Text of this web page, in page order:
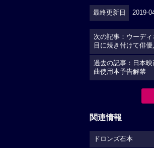
最終更新日 2019-
次の記事：ウーデ
目に焼き付けて俳
過去の記事：日本
曲使用本予告解禁
関連情報
ドロンズ石本